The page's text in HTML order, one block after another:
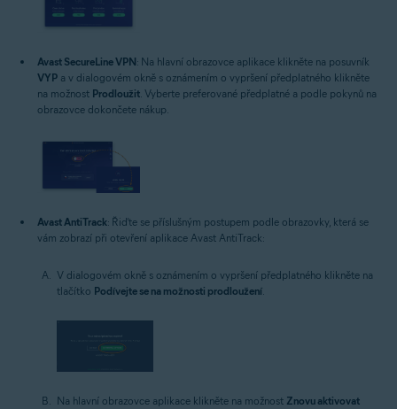
Avast SecureLine VPN: Na hlavní obrazovce aplikace klikněte na posuvník
VYP a v dialogovém okně s oznámením o vypršení předplatného klikněte
na možnost Prodloužit. Vyberte preferované předplatné a podle pokynů na
obrazovce dokončete nákup.
Avast AntiTrack: Řiďte se příslušným postupem podle obrazovky, která se
vám zobrazí při otevření aplikace Avast AntiTrack:
V dialogovém okně s oznámením o vypršení předplatného klikněte na
tlačítko Podívejte se na možnosti prodloužení
Na hlavní obrazovce aplikace klikněte na možnost Znovu aktivovat